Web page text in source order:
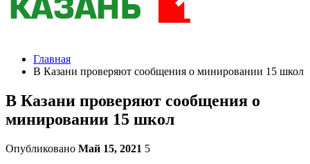
Главная
В Казани проверяют сообщения о минировании 15 школ
В Казани проверяют сообщения о
минировании 15 школ
Опубликовано Май 15, 2021 5